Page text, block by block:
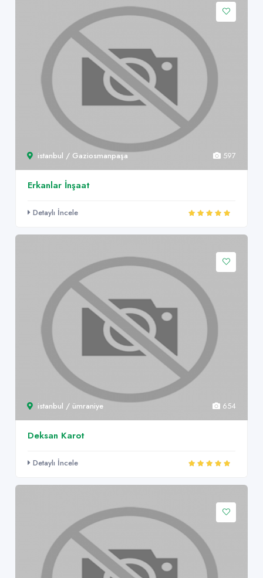
istanbul / Gaziosmanpaşa 597
Erkanlar İnşaat
Detaylı İncele
istanbul / ümraniye 654
Deksan Karot
Detaylı İncele